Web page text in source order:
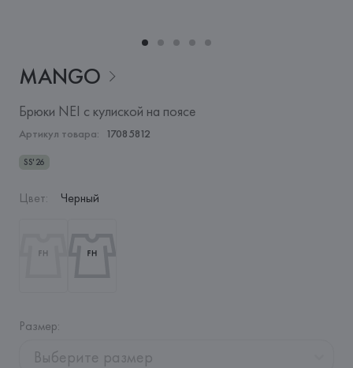
MANGO
Брюки NEI с кулиской на поясе
Артикул товара: 17085812
SS'26
Цвет: Черный
Размер:
Выберите размер